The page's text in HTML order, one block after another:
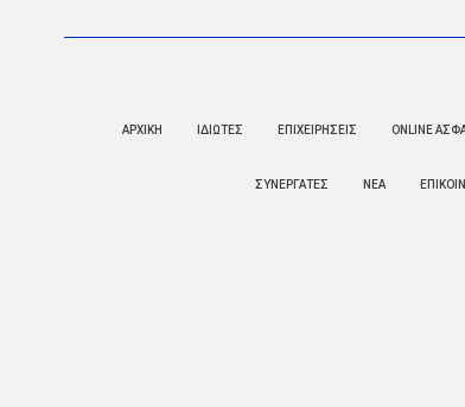
ΑΡΧΙΚΗ ΙΔΙΩΤΕΣ ΕΠΙΧΕΙΡΗΣΕΙΣ ONLINE
ΣΥΝΕΡΓΑΤΕΣ ΝΕΑ